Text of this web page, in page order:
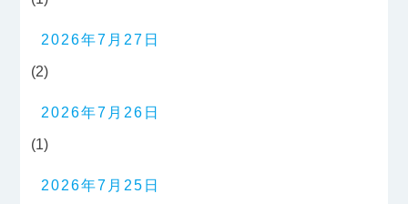
2026年7月27日
(2)
2026年7月26日
(1)
2026年7月25日